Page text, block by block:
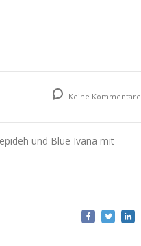
Keine Kommentare
und Blue Ivana mit